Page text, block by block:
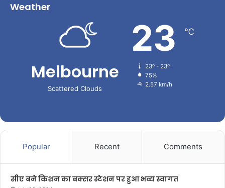
Weather
Melbourne
Scattered Clouds
23 ℃
23º - 23º
75%
2.57 km/h
Popular Recent Comments
सीए बने किशन का बक्सर स्टेशन पर हुआ भव्य स्वागत